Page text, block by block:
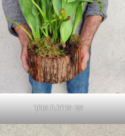
אני אוהב.ת אותך